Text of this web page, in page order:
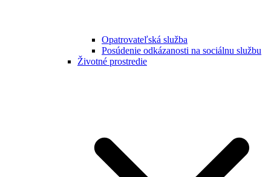
Opatrovateľská služba
Posúdenie odkázanosti na sociálnu službu
Životné prostredie